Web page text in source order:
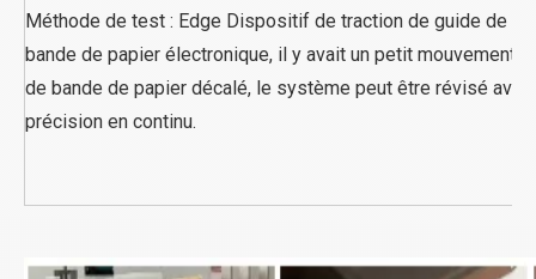
Méthode de test : Edge Dispositif de traction de guide de
bande de papier électronique, il y avait un petit mouvement
de bande de papier décalé, le système peut être révisé avec
précision en continu.